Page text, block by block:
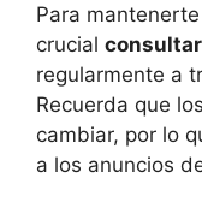
Para
crucial
regularmente a
Recuerda que los
cambiar, por lo
a los anuncios